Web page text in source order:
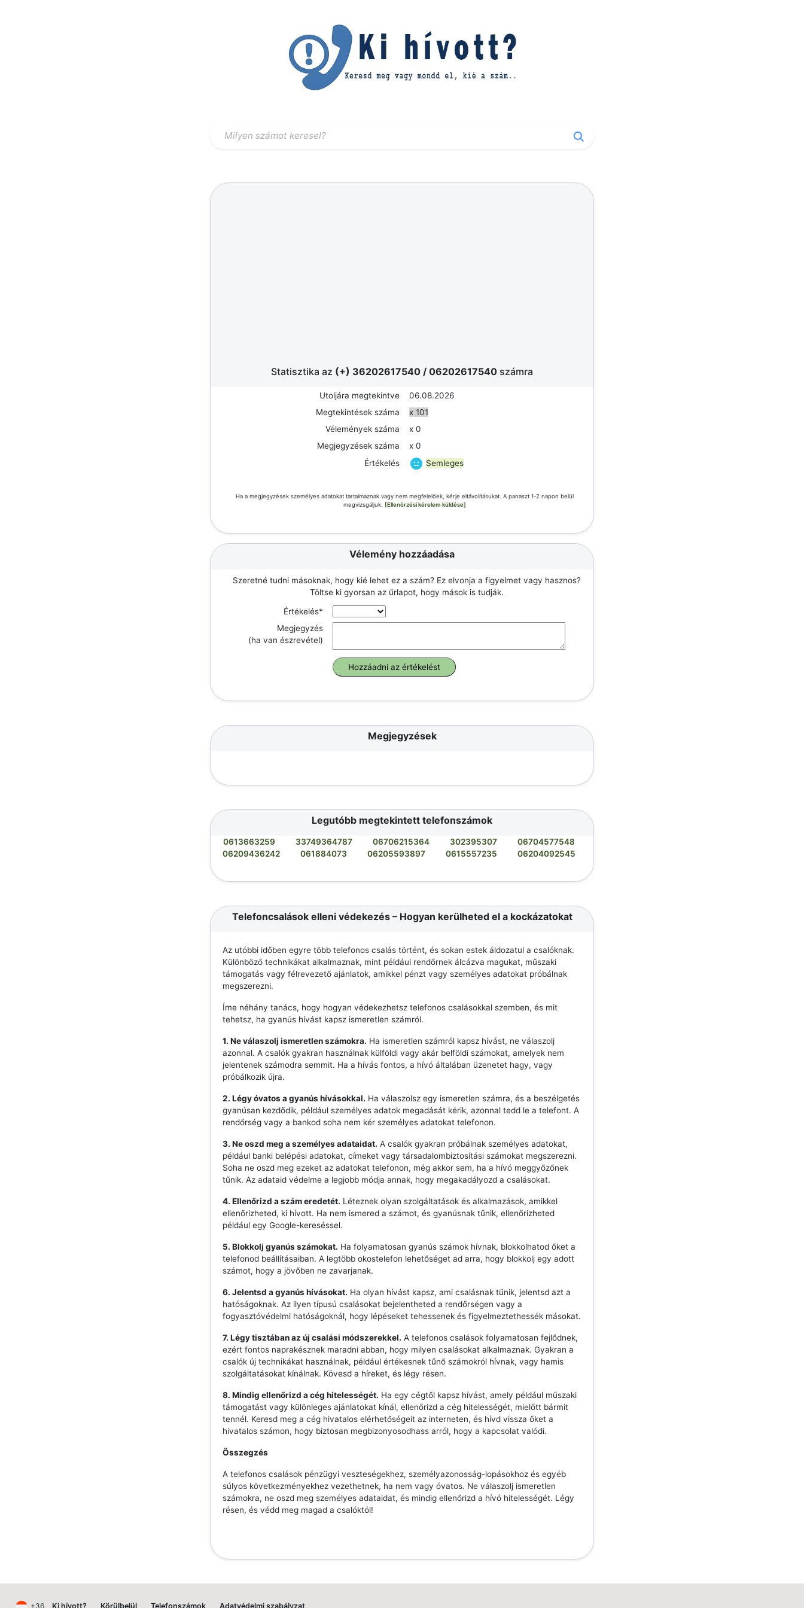
Statisztika az (+) 36202617540 / 06202617540 számra
Utoljára megtekintve
06.08.2026
Megtekintések száma
x 101
Vélemények száma
x 0
Megjegyzések száma
x 0
Értékelés
Semleges
Ha a megjegyzések személyes adatokat tartalmaznak vagy nem megfelelőek, kérje eltávolításukat. A panaszt 1-2 napon belül
megvizsgáljuk.
[Ellenőrzési kérelem küldése]
Vélemény hozzáadása
Szeretné tudni másoknak, hogy kié lehet ez a szám? Ez elvonja a figyelmet vagy hasznos?
Töltse ki gyorsan az űrlapot, hogy mások is tudják.
Értékelés*
Megjegyzés
(ha van észrevétel)
Megjegyzések
Legutóbb megtekintett telefonszámok
0613663259 33749364787 06706215364 302395307
06704577548
06209436242
061884073 06205593897 0615557235 06204092545
Telefoncsalások elleni védekezés – Hogyan kerülheted el a kockázatokat
Az utóbbi időben egyre több telefonos csalás történt, és sokan estek áldozatul a csalóknak.
Különböző technikákat alkalmaznak, mint például rendőrnek álcázva magukat, műszaki
támogatás vagy félrevezető ajánlatok, amikkel pénzt vagy személyes adatokat próbálnak
megszerezni.
Íme néhány tanács, hogy hogyan védekezhetsz telefonos csalásokkal szemben, és mit
tehetsz, ha gyanús hívást kapsz ismeretlen számról.
1. Ne válaszolj ismeretlen számokra. Ha ismeretlen számról kapsz hívást, ne válaszolj
azonnal. A csalók gyakran használnak külföldi vagy akár belföldi számokat, amelyek nem
jelentenek számodra semmit. Ha a hívás fontos, a hívó általában üzenetet hagy, vagy
próbálkozik újra.
2. Légy óvatos a gyanús hívásokkal. Ha válaszolsz egy ismeretlen számra, és a beszélgetés
gyanúsan kezdődik, például személyes adatok megadását kérik, azonnal tedd le a telefont. A
rendőrség vagy a bankod soha nem kér személyes adatokat telefonon.
3. Ne oszd meg a személyes adataidat. A csalók gyakran próbálnak személyes adatokat,
például banki belépési adatokat, címeket vagy társadalombiztosítási számokat megszerezni.
Soha ne oszd meg ezeket az adatokat telefonon, még akkor sem, ha a hívó meggyőzőnek
tűnik. Az adataid védelme a legjobb módja annak, hogy megakadályozd a csalásokat.
4. Ellenőrizd a szám eredetét. Léteznek olyan szolgáltatások és alkalmazások, amikkel
ellenőrizheted, ki hívott. Ha nem ismered a számot, és gyanúsnak tűnik, ellenőrizheted
például egy Google-kereséssel.
5. Blokkolj gyanús számokat. Ha folyamatosan gyanús számok hívnak, blokkolhatod őket a
telefonod beállításaiban. A legtöbb okostelefon lehetőséget ad arra, hogy blokkolj egy adott
számot, hogy a jövőben ne zavarjanak.
6. Jelentsd a gyanús hívásokat. Ha olyan hívást kapsz, ami csalásnak tűnik, jelentsd azt a
hatóságoknak. Az ilyen típusú csalásokat bejelentheted a rendőrségen vagy a
fogyasztóvédelmi hatóságoknál, hogy lépéseket tehessenek és figyelmeztethessék másokat.
7. Légy tisztában az új csalási módszerekkel. A telefonos csalások folyamatosan fejlődnek,
ezért fontos naprakésznek maradni abban, hogy milyen csalásokat alkalmaznak. Gyakran a
csalók új technikákat használnak, például értékesnek tűnő számokról hívnak, vagy hamis
szolgáltatásokat kínálnak. Kövesd a híreket, és légy résen.
8. Mindig ellenőrizd a cég hitelességét. Ha egy cégtől kapsz hívást, amely például műszaki
támogatást vagy különleges ajánlatokat kínál, ellenőrizd a cég hitelességét, mielőtt bármit
tennél. Keresd meg a cég hivatalos elérhetőségeit az interneten, és hívd vissza őket a
hivatalos számon, hogy biztosan megbizonyosodhass arról, hogy a kapcsolat valódi.
Összegzés
A telefonos csalások pénzügyi veszteségekhez, személyazonosság-lopásokhoz és egyéb
súlyos következményekhez vezethetnek, ha nem vagy óvatos. Ne válaszolj ismeretlen
számokra, ne oszd meg személyes adataidat, és mindig ellenőrizd a hívó hitelességét. Légy
résen, és védd meg magad a csalóktól!
+36 Ki hívott? Körülbelül Telefonszámok Adatvédelmi szabályzat